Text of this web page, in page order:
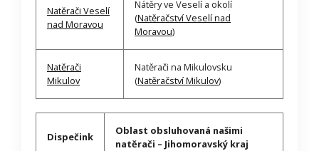
Natěrači Veselí
nad Moravou
Nátěry ve Veselí a okolí
(Natěračství Veselí nad
Moravou)
Natěrači
Mikulov
Natěrači na Mikulovsku
(Natěračství Mikulov)
Dispečink
Oblast obsluhovaná našimi
natěrači – Jihomoravský kraj